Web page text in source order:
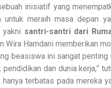
inisiatif yang
untuk meraih masa depan
santri-santri dari
Wira Hamdani memberikan
beasiswa ini sangat
dan dunia kerja,”
terbatas pada mereka